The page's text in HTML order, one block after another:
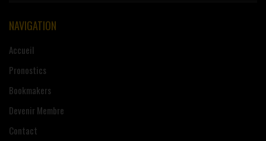
NAVIGATION
Accueil
Pronostics
Bookmakers
Devenir Membre
Contact